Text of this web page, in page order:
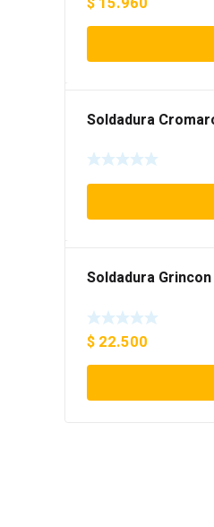
Soldadura
Soldadura
$ 22.500